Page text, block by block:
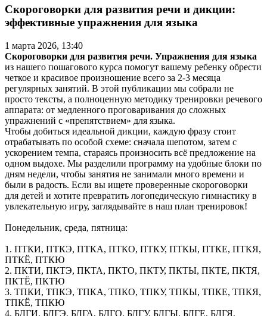
Скороговорки для развития речи и дикции:
эффективные упражнения для языка
1 марта 2026, 13:40
Скороговорки для развития речи. Упражнения для языка
из нашего пошагового курса помогут вашему ребенку обрести
четкое и красивое произношение всего за 2-3 месяца
регулярных занятий. В этой публикации мы собрали не
просто тексты, а полноценную методику тренировки речевого
аппарата: от медленного проговаривания до сложных
упражнений с «препятствием» для языка.
Чтобы добиться идеальной дикции, каждую фразу стоит
отрабатывать по особой схеме: сначала шепотом, затем с
ускорением темпа, стараясь произносить всё предложение на
одном выдохе. Мы разделили программу на удобные блоки по
дням недели, чтобы занятия не занимали много времени и
были в радость. Если вы ищете проверенные скороговорки
для детей и хотите превратить логопедическую гимнастику в
увлекательную игру, заглядывайте в наш план тренировок!
Понедельник, среда, пятница:
1. ПТКИ, ПТКЭ, ПТКА, ПТКО, ПТКУ, ПТКЫ, ПТКЕ, ПТКЯ,
ПТКЁ, ПТКЮ
2. ПКТИ, ПКТЭ, ПКТА, ПКТО, ПКТУ, ПКТЫ, ПКТЕ, ПКТЯ,
ПКТЁ, ПКТЮ
3. ТПКИ, ТПКЭ, ТПКА, ТПКО, ТПКУ, ТПКЫ, ТПКЕ, ТПКЯ,
ТПКЁ, ТПКЮ
4. БДГИ, БДГЭ, БДГА, БДГО, БДГУ, БДГЫ, БДГЕ, БДГЯ,